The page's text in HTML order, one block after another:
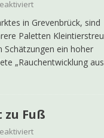
in Grevenbrück, sind
Paletten Kleintierstreu
Schätzungen ein hoher
„Rauchentwicklung aus
Fuß